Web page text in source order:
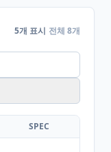
5개 표시 전체 8개
SPEC